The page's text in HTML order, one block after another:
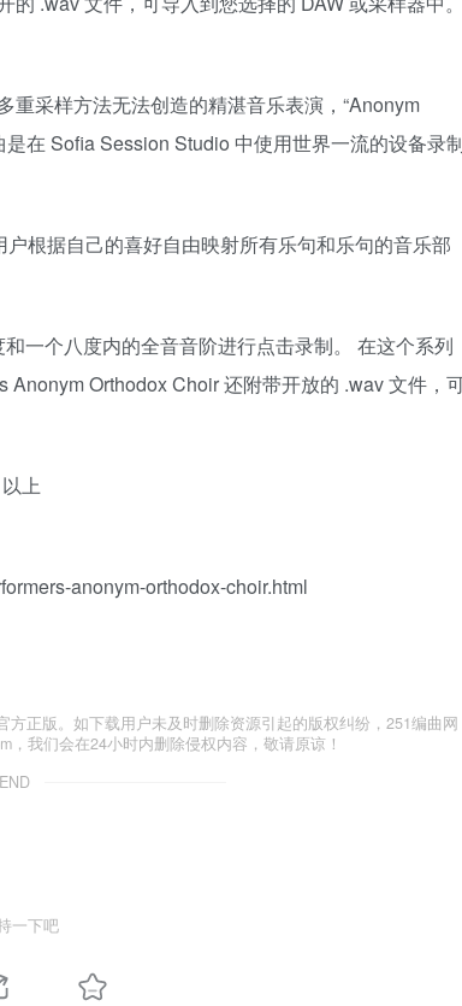
重采样方法无法创造的精湛音乐表演，“Anonym
在 Sofia Session Studio 中使用世界一流的设备录
根据自己的喜好自由映射所有乐句和乐句的音乐部
一个八度内的全音音阶进行点击录制。 在这个系列
Orthodox Choir 还附带开放的 .wav 文件，
上
anonym-orthodox-choir.html
正版。如下载用户未及时删除资源引起的版权纠纷，251编曲网
我们会在24小时内删除侵权内容，敬请原谅！
一下吧